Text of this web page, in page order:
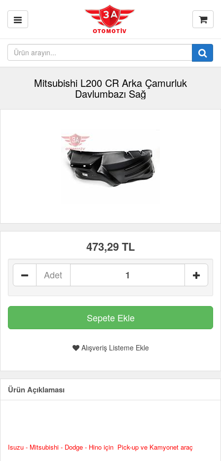
Mitsubishi L200 CR Arka Çamurluk
Davlumbazı Sağ
473,29 TL
Adet
Alışveriş Listeme Ekle
Ürün Açıklaması
Isuzu - Mitsubishi - Dodge - Hino için Pick-up ve Kamyonet araç